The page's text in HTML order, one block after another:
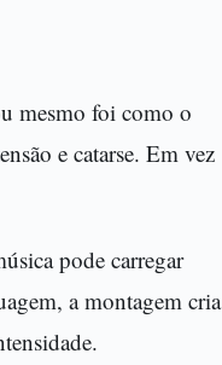
mesmo foi como o
e catarse. Em vez
pode carregar
a montagem cria